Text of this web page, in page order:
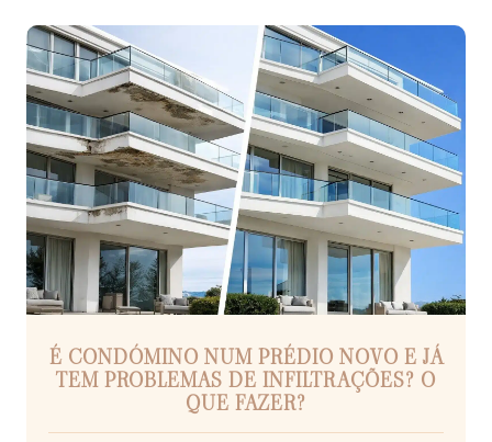
É CONDÓMINO NUM PRÉDIO NOVO E JÁ
TEM PROBLEMAS DE INFILTRAÇÕES? O
QUE FAZER?